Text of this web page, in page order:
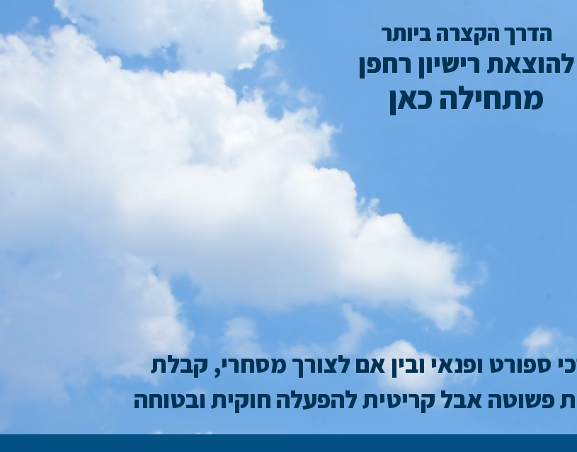
הדרך הקצרה ביותר
להוצאת רישיון רחפן
מתחילה כאן
ספורט ופנאי ובין אם לצורך מסחרי, קבלת
פשוטה אבל קריטית להפעלה חוקית ובטוחה